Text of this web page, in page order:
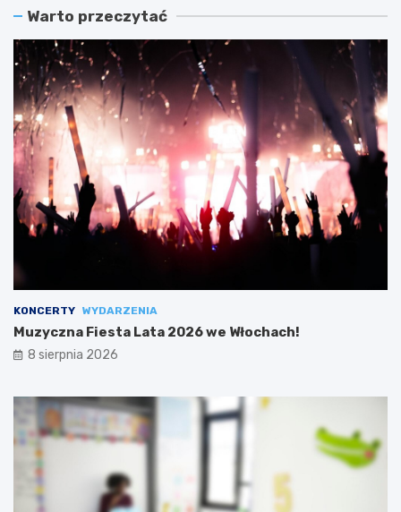
Warto przeczytać
KONCERTY WYDARZENIA
Muzyczna Fiesta Lata 2026 we Włochach!
8 sierpnia 2026